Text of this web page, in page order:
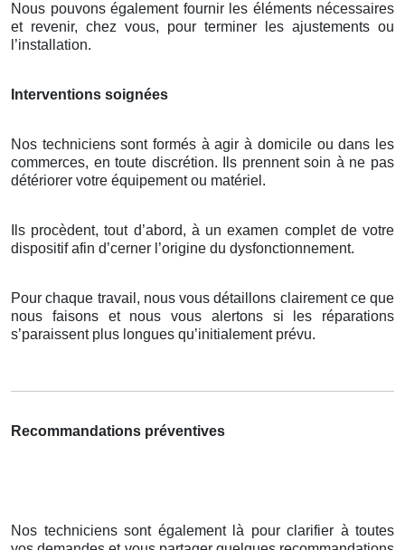
Nous pouvons également fournir les éléments nécessaires
et revenir, chez vous, pour terminer les ajustements ou
l’installation.
Interventions soignées
Nos techniciens sont formés à agir à domicile ou dans les
commerces, en toute discrétion. Ils prennent soin à ne pas
détériorer votre équipement ou matériel.
Ils procèdent, tout d’abord, à un examen complet de votre
dispositif afin d’cerner l’origine du dysfonctionnement.
Pour chaque travail, nous vous détaillons clairement ce que
nous faisons et nous vous alertons si les réparations
s’paraissent plus longues qu’initialement prévu.
Recommandations préventives
Nos techniciens sont également là pour clarifier à toutes